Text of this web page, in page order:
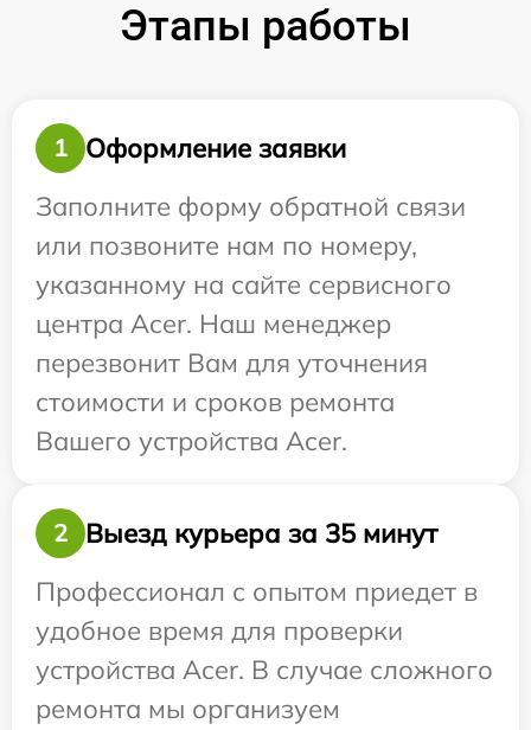
Этапы работы
1
Оформление заявки
Заполните форму обратной связи
или позвоните нам по номеру,
указанному на сайте сервисного
центра Acer. Наш менеджер
перезвонит Вам для уточнения
стоимости и сроков ремонта
Вашего устройства Acer.
2
Выезд курьера за 35 минут
Профессионал с опытом приедет в
удобное время для проверки
устройства Acer. В случае сложного
ремонта мы организуем